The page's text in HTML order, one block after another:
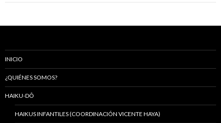
INICIO
¿QUIÉNES SOMOS?
HAIKU-DÔ
HAIKUS INFANTILES (COORDINACIÓN VICENTE HAYA)